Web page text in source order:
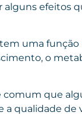
alguns efeitos
uma
o
que
qualidade de